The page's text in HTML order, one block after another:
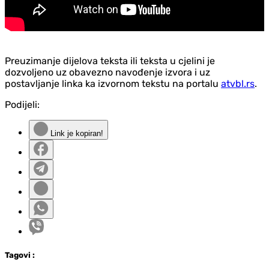
Preuzimanje dijelova teksta ili teksta u cjelini je
dozvoljeno uz obavezno navođenje izvora i uz
postavljanje linka ka izvornom tekstu na portalu atvbl.rs.
Podijeli:
Link je kopiran!
Tagovi :